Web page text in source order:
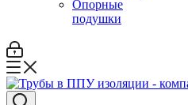
Опорные
подушки